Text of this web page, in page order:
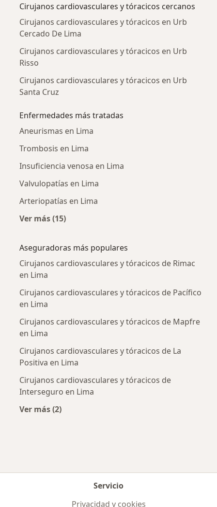
Cirujanos cardiovasculares y tóracicos cercanos
Cirujanos cardiovasculares y tóracicos en Urb
Cercado De Lima
Cirujanos cardiovasculares y tóracicos en Urb
Risso
Cirujanos cardiovasculares y tóracicos en Urb
Santa Cruz
Enfermedades más tratadas
Aneurismas en Lima
Trombosis en Lima
Insuficiencia venosa en Lima
Valvulopatías en Lima
Arteriopatías en Lima
Ver más (15)
Aseguradoras más populares
Cirujanos cardiovasculares y tóracicos de Rimac
en Lima
Cirujanos cardiovasculares y tóracicos de Pacífico
en Lima
Cirujanos cardiovasculares y tóracicos de Mapfre
en Lima
Cirujanos cardiovasculares y tóracicos de La
Positiva en Lima
Cirujanos cardiovasculares y tóracicos de
Interseguro en Lima
Ver más (2)
Servicio
Privacidad y cookies